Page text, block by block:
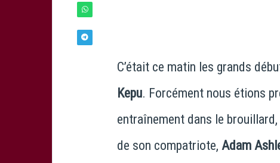
C’était ce matin les grands
Kepu. Forcément nous étions
entraînement dans le
de son compatriote, Adam